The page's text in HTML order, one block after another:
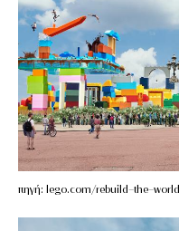
πηγή: lego.com/rebuild-the-world